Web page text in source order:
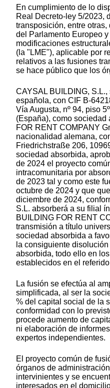
En cumplimiento de lo
Real Decreto-ley 5/2023,
transposición, entre
del Parlamento Europeo
modificaciones
(la "LME"), aplicable por
relativos a las fusiones
se hace público que los
CAYSAL BUILDING,
española, con CIF B-
Vía Augusta, nº 94, piso
(España), como
FOR RENT COMPANY
nacionalidad alemana,
Friedrichstraße 206,
sociedad absorbida,
de 2024 el proyecto
intracomunitaria por
de 2023 tal y como este
octubre de 2024 y que
diciembre de 2024,
S.L. absorberá a su filial
BUILDING FOR RENT
transmisión a título
sociedad absorbida a
la consiguiente
absorbida, todo ello en
establecidos en el
La fusión se efectúa al
simplificada, al ser la
% del capital social de la
conformidad con lo
procede aumento de
ni elaboración de
expertos independientes.
El proyecto común de
órganos de
intervinientes y se
interesados en el